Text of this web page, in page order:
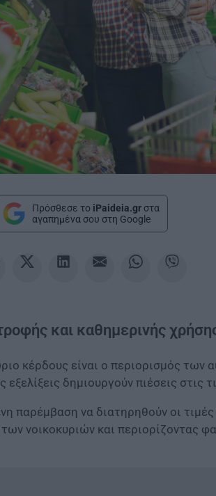
Πρόσθεσε το iPaideia.gr στα
αγαπημένα σου στη Google
και καθημερινής
κέρδους είναι ο περιορισμός των
δημιουργούν πιέσεις στις
παρέμβαση να διατηρηθούν οι
νοικοκυριών και περιορίζοντας